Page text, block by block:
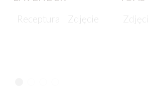
Receptura Zdjęcie